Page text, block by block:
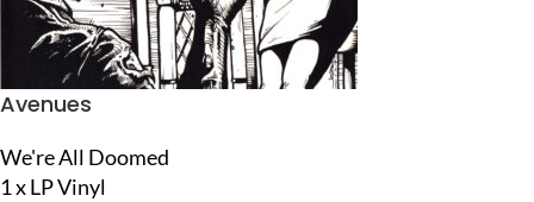
Avenues
We're All Doomed
1 x LP Vinyl